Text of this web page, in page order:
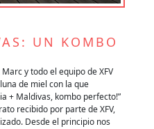
UN KOMBO
y todo el equipo de XFV
de miel con la que
+ Maldivas, kombo perfecto!”
recibido por parte de XFV,
Desde el principio nos